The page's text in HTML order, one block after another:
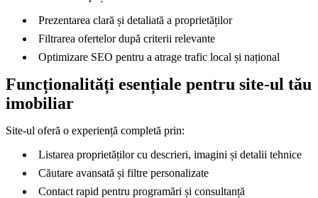
Prezentarea clară și detaliată a proprietăților
Filtrarea ofertelor după criterii relevante
Optimizare SEO pentru a atrage trafic local și național
Funcționalități esențiale pentru site-ul tău
imobiliar
Site-ul oferă o experiență completă prin:
Listarea proprietăților cu descrieri, imagini și detalii tehnice
Căutare avansată și filtre personalizate
Contact rapid pentru programări și consultanță